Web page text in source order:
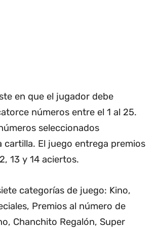
en que el jugador debe
números entre el 1 al 25.
seleccionados
cartilla. El juego entrega premios
13 y 14 aciertos.
categorías de juego: Kino,
Premios al número de
Chanchito Regalón, Super